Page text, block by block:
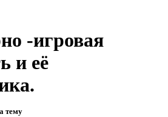
-игровая
и её
тему